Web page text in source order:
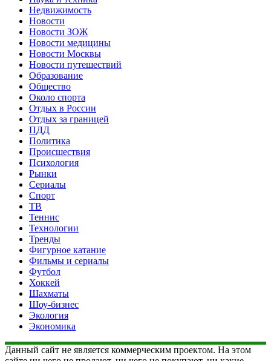
Недвижимость
Новости
Новости ЗОЖ
Новости медицины
Новости Москвы
Новости путешествий
Образование
Общество
Около спорта
Отдых в России
Отдых за границей
ПДД
Политика
Происшествия
Психология
Рынки
Сериалы
Спорт
ТВ
Теннис
Технологии
Тренды
Фигурное катание
Фильмы и сериалы
Футбол
Хоккей
Шахматы
Шоу-бизнес
Экология
Экономика
Данный сайт не является коммерческим проектом. На этом